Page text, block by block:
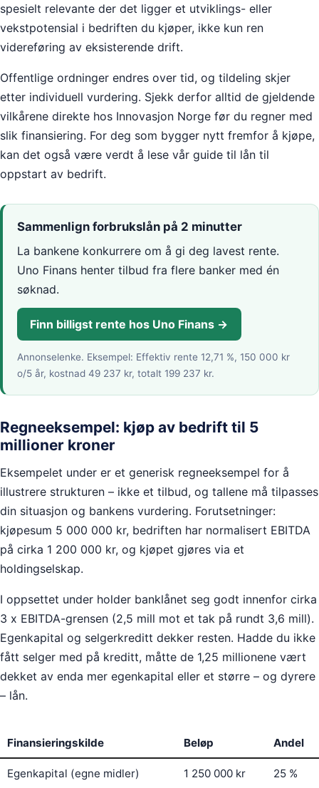
spesielt relevante der det ligger et utviklings- eller
vekstpotensial i bedriften du kjøper, ikke kun ren
videreføring av eksisterende drift.
Offentlige ordninger endres over tid, og tildeling skjer
etter individuell vurdering. Sjekk derfor alltid de gjeldende
vilkårene direkte hos Innovasjon Norge før du regner med
slik finansiering. For deg som bygger nytt fremfor å kjøpe,
kan det også være verdt å lese vår guide til lån til
oppstart av bedrift.
Sammenlign forbrukslån på 2 minutter
La bankene konkurrere om å gi deg lavest rente.
Uno Finans henter tilbud fra flere banker med én
søknad.
Finn billigst rente hos Uno Finans →
Annonselenke. Eksempel: Effektiv rente 12,71 %, 150 000 kr
o/5 år, kostnad 49 237 kr, totalt 199 237 kr.
Regneeksempel: kjøp av bedrift til 5
millioner kroner
Eksempelet under er et generisk regneeksempel for å
illustrere strukturen – ikke et tilbud, og tallene må tilpasses
din situasjon og bankens vurdering. Forutsetninger:
kjøpesum 5 000 000 kr, bedriften har normalisert EBITDA
på cirka 1 200 000 kr, og kjøpet gjøres via et
holdingselskap.
I oppsettet under holder banklånet seg godt innenfor cirka
3 x EBITDA-grensen (2,5 mill mot et tak på rundt 3,6 mill).
Egenkapital og selgerkreditt dekker resten. Hadde du ikke
fått selger med på kreditt, måtte de 1,25 millionene vært
dekket av enda mer egenkapital eller et større – og dyrere
– lån.
Finansieringskilde Beløp Andel
Egenkapital (egne midler) 1 250 000 kr 25 %